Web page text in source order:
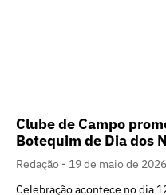
Clube de Campo
Botequim de Dia dos
Redação
19 de maio de 2026
Celebração acontece no dia